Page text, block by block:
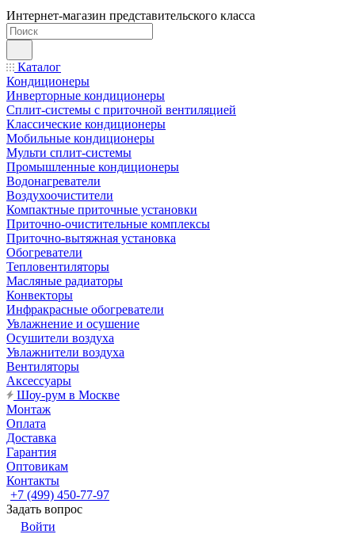
Интернет-магазин представительского класса
Каталог
Кондиционеры
Инверторные кондиционеры
Сплит-системы с приточной вентиляцией
Классические кондиционеры
Мобильные кондиционеры
Мульти сплит-системы
Промышленные кондиционеры
Водонагреватели
Воздухоочистители
Компактные приточные установки
Приточно-очистительные комплексы
Приточно-вытяжная установка
Обогреватели
Тепловентиляторы
Масляные радиаторы
Конвекторы
Инфракрасные обогреватели
Увлажнение и осушение
Осушители воздуха
Увлажнители воздуха
Вентиляторы
Аксессуары
Шоу-рум в Москве
Монтаж
Оплата
Доставка
Гарантия
Оптовикам
Контакты
+7 (499) 450-77-97
Задать вопрос
Войти